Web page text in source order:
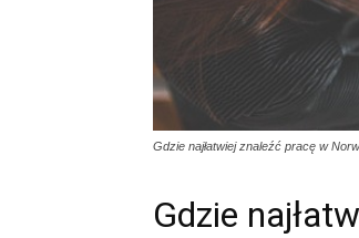
Gdzie najłatwiej znaleźć pracę w
Gdzie